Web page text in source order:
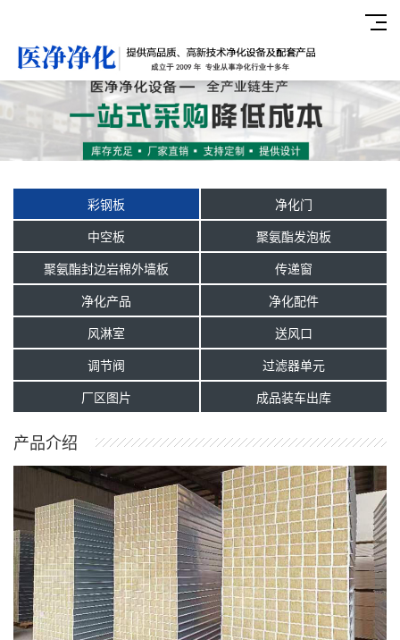
彩钢板
净化门
中空板
聚氨酯发泡板
聚氨酯封边岩棉外墙板
传递窗
净化产品
净化配件
风淋室
送风口
调节阀
过滤器单元
厂区图片
成品装车出库
产品介绍